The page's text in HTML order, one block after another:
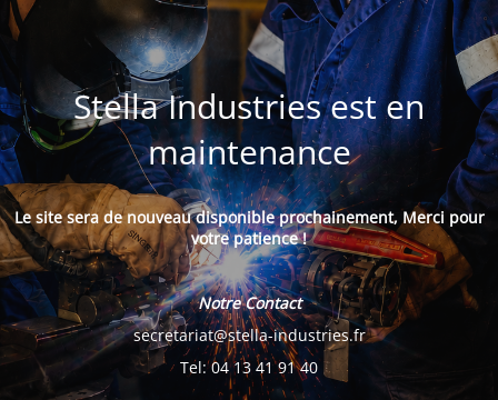
Stella Industries est en
maintenance
Le site sera de nouveau disponible prochainement, Merci pour
votre patience !
Notre Contact
secretariat@stella-industries.fr
Tel: 04 13 41 91 40